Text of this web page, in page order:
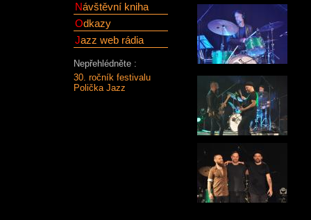
Návštěvní kniha
Odkazy
Jazz web rádia
Nepřehlédněte :
30. ročník festivalu
Polička Jazz